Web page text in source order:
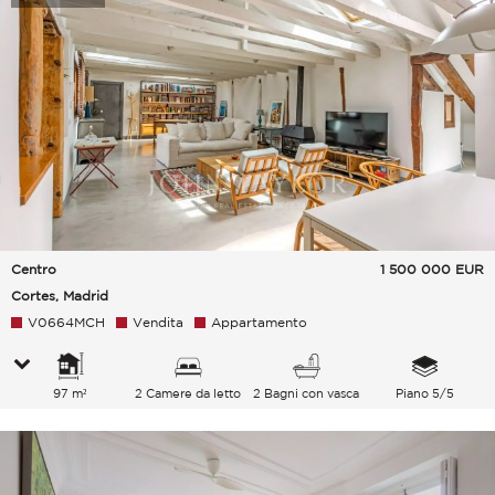
Centro
Cortes, Madrid
1 500 000 EUR
V0664MCH Vendita Appartamento
97 m² 2 Camere da letto 2 Bagni con vasca Piano 5/5